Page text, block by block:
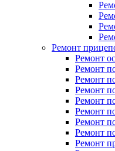
Ремонт
Ремонт
Ремонт
Ремонт
Ремонт
Ремонт
Ремонт
Ремонт
Ремонт
Ремонт